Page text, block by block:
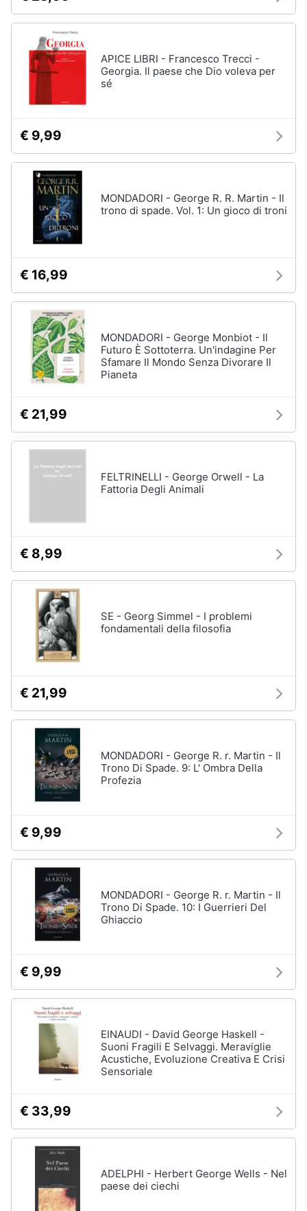
APICE LIBRI - Francesco Trecci -
Georgia. Il paese che Dio voleva per
sé
€ 9,99
MONDADORI - George R. R. Martin - Il
trono di spade. Vol. 1: Un gioco di troni
€ 16,99
MONDADORI - George Monbiot - Il
Futuro È Sottoterra. Un'indagine Per
Sfamare Il Mondo Senza Divorare Il
Pianeta
€ 21,99
FELTRINELLI - George Orwell - La
Fattoria Degli Animali
€ 8,99
SE - Georg Simmel - I problemi
fondamentali della filosofia
€ 21,99
MONDADORI - George R. r. Martin - Il
Trono Di Spade. 9: L' Ombra Della
Profezia
€ 9,99
MONDADORI - George R. r. Martin - Il
Trono Di Spade. 10: I Guerrieri Del
Ghiaccio
€ 9,99
EINAUDI - David George Haskell -
Suoni Fragili E Selvaggi. Meraviglie
Acustiche, Evoluzione Creativa E Crisi
Sensoriale
€ 33,99
ADELPHI - Herbert George Wells - Nel
paese dei ciechi